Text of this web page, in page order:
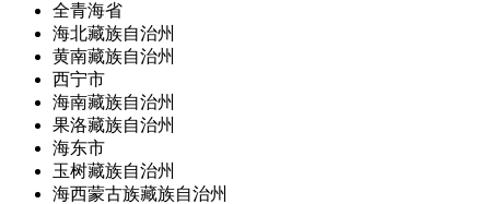
全青海省
海北藏族自治州
黄南藏族自治州
西宁市
海南藏族自治州
果洛藏族自治州
海东市
玉树藏族自治州
海西蒙古族藏族自治州